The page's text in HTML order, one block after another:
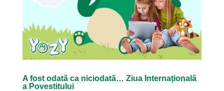
A fost odată ca niciodată… Ziua Internațională
a Povestitului